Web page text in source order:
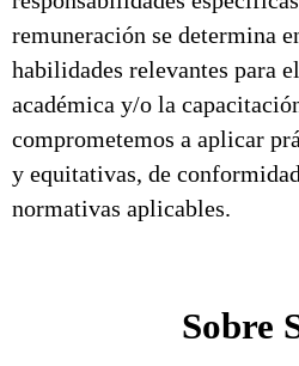
remuneración se determina
habilidades relevantes para
académica y/o la
comprometemos a aplicar
y equitativas, de
normativas aplicables.
Sobre